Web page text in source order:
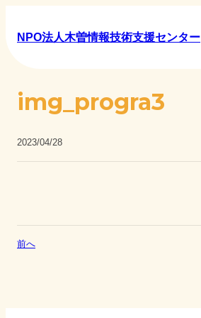
NPO法人木曽情報技術支援センター
img_progra3
2023/04/28
前へ